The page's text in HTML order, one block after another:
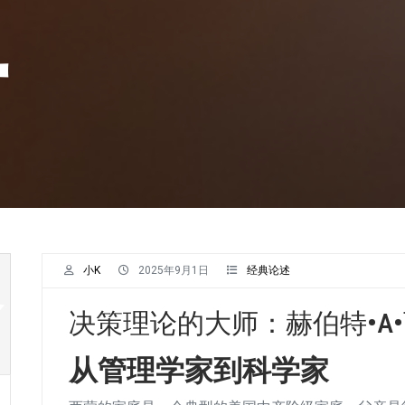
小K 2025年9月1日 经典论述
决策理论的大师：赫伯特
从管理学家到科学家